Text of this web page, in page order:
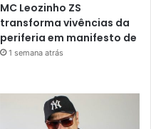
MC Leozinho ZS
transforma vivências da
periferia em manifesto de
1 semana atrás